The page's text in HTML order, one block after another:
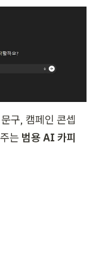
구, 캠페인 콘셉
는 범용 AI 카피